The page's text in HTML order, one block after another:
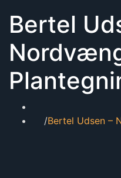
Bertel
Bertel Udsen –